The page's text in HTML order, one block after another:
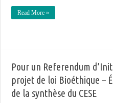
Read More »
Pour un Referendum
projet de loi Bioéthique –
de la synthèse du CESE